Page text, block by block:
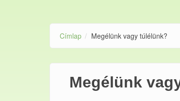
Címlap Megélünk vagy túlélünk?
Megélünk